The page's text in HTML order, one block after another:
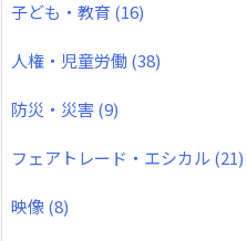
子ども・教育 (16)
人権・児童労働(38)
防災・災害(9)
フェアトレード・エシカル (21)
映像(8)